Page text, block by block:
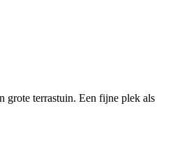
grote terrastuin. Een fijne plek als